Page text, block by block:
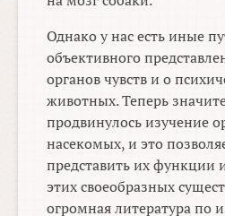
Однако у нас есть иные
объективного
органов чувств и о
животных. Теперь
продвинулось изучение
насекомых, и это
представить их функции
этих своеобразных
огромная литература по